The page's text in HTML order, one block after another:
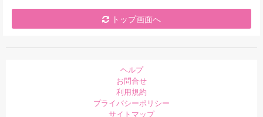
トップ画面へ
ヘルプ
お問合せ
利用規約
プライバシーポリシー
サイトマップ